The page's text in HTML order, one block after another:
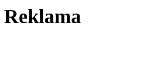
Reklama